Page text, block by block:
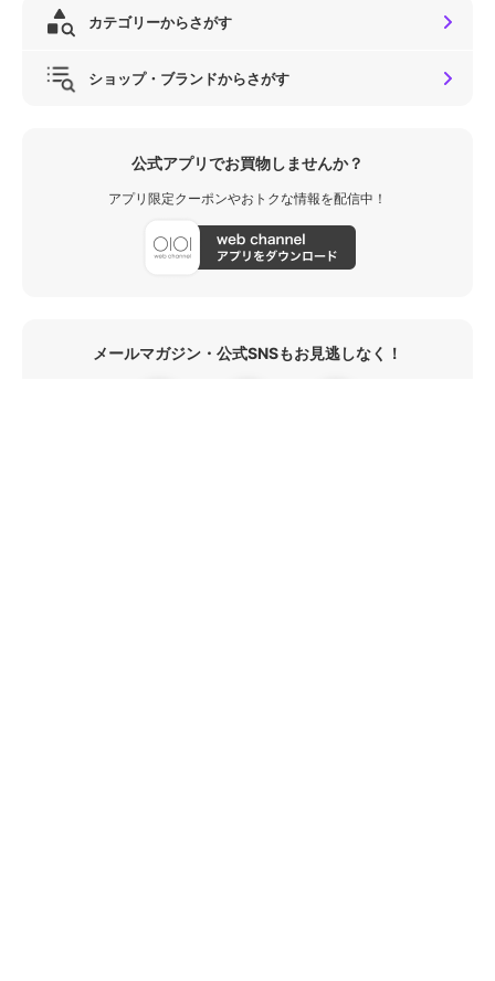
カテゴリーからさがす
ショップ・ブランドからさがす
公式アプリでお買物しませんか？
アプリ限定クーポンやおトクな情報を配信中！
メールマガジン・公式SNSもお見逃しなく！